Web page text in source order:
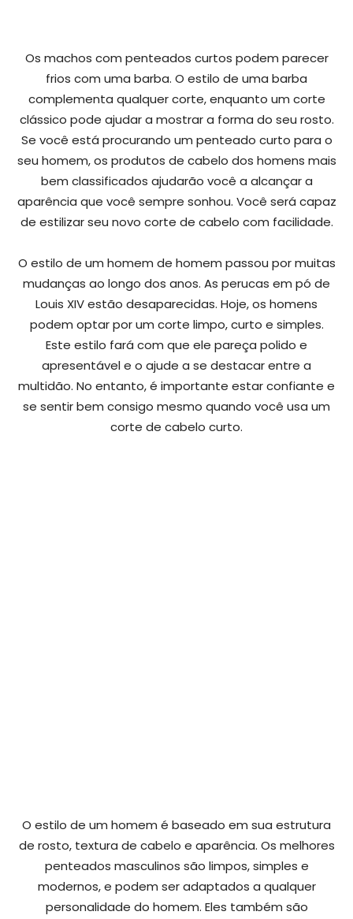
Os machos com penteados curtos podem parecer
frios com uma barba. O estilo de uma barba
complementa qualquer corte, enquanto um corte
clássico pode ajudar a mostrar a forma do seu rosto.
Se você está procurando um penteado curto para o
seu homem, os produtos de cabelo dos homens mais
bem classificados ajudarão você a alcançar a
aparência que você sempre sonhou. Você será capaz
de estilizar seu novo corte de cabelo com facilidade.
O estilo de um homem de homem passou por muitas
mudanças ao longo dos anos. As perucas em pó de
Louis XIV estão desaparecidas. Hoje, os homens
podem optar por um corte limpo, curto e simples.
Este estilo fará com que ele pareça polido e
apresentável e o ajude a se destacar entre a
multidão. No entanto, é importante estar confiante e
se sentir bem consigo mesmo quando você usa um
corte de cabelo curto.
O estilo de um homem é baseado em sua estrutura
de rosto, textura de cabelo e aparência. Os melhores
penteados masculinos são limpos, simples e
modernos, e podem ser adaptados a qualquer
personalidade do homem. Eles também são